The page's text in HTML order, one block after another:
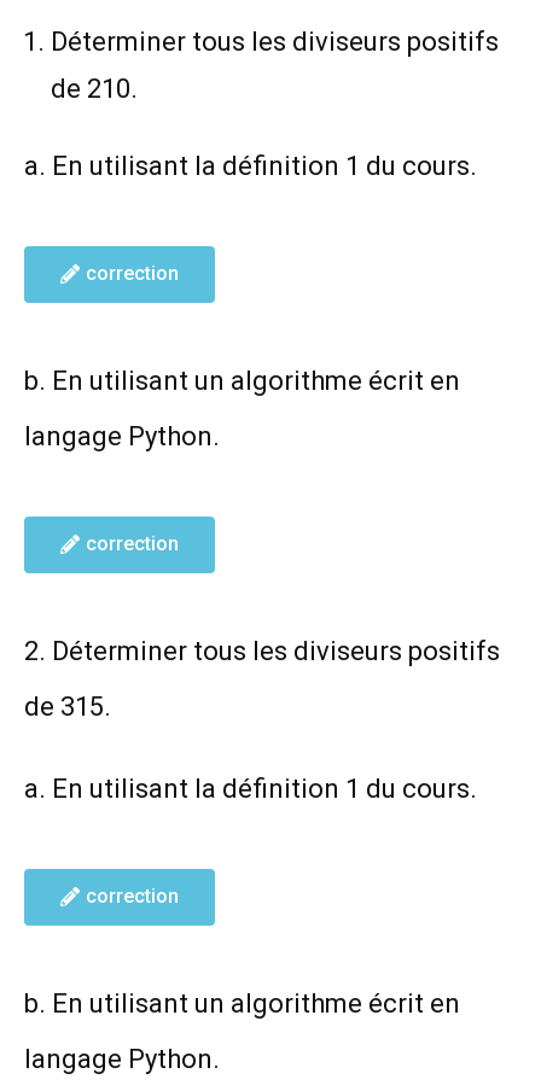
Déterminer tous les diviseurs positifs
de 210.
a. En utilisant la définition 1 du cours.
correction
b. En utilisant un algorithme écrit en
langage Python.
correction
2. Déterminer tous les diviseurs positifs
de 315.
a. En utilisant la définition 1 du cours.
correction
b. En utilisant un algorithme écrit en
langage Python.